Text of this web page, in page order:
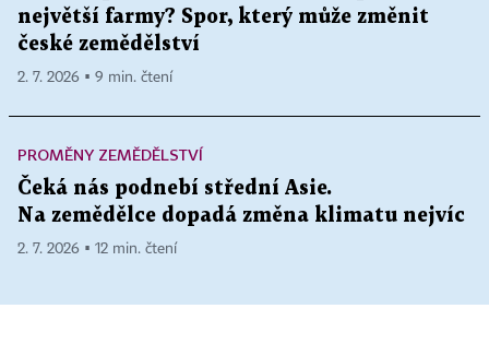
největší farmy? Spor, který může změnit
české zemědělství
2. 7. 2026 ▪ 9 min. čtení
PROMĚNY ZEMĚDĚLSTVÍ
Čeká nás podnebí střední Asie.
Na zemědělce dopadá změna klimatu nejvíc
2. 7. 2026 ▪ 12 min. čtení